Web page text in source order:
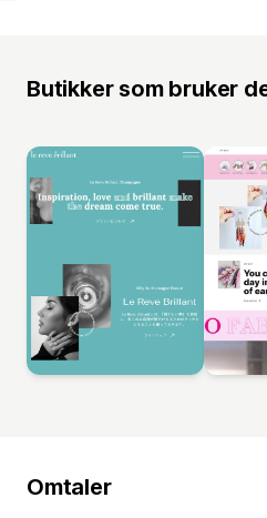
Butikker som bruker
Omtaler